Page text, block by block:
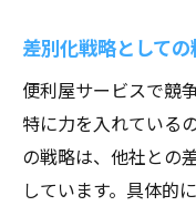
差別化戦略として
便利屋サービスで競
特に力を入れている
の戦略は、他社との
しています。具体的